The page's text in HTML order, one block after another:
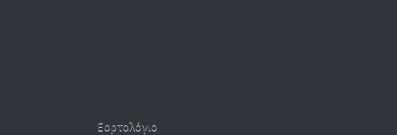
Εορτολόγιο